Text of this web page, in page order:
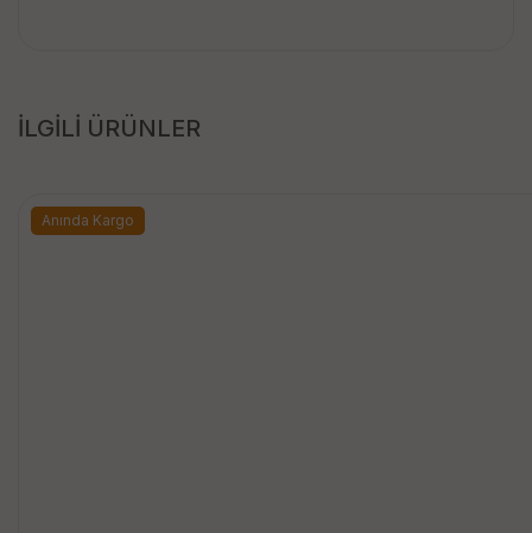
İLGİLİ ÜRÜNLER
Anında Kargo